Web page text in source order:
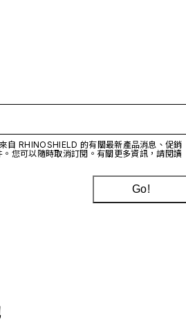
自 RHINOSHIELD 的有關最新產品消息、促銷
您可以隨時取消訂閱。有關更多資訊，請閱讀
Go!